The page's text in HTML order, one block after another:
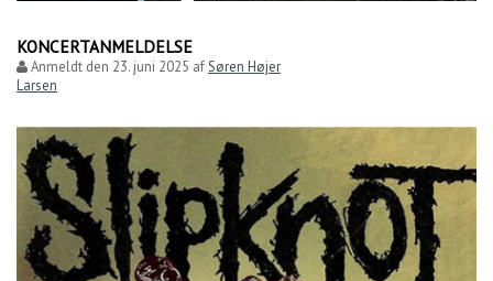
KONCERTANMELDELSE
Anmeldt den 23. juni 2025 afSøren Højer
Larsen